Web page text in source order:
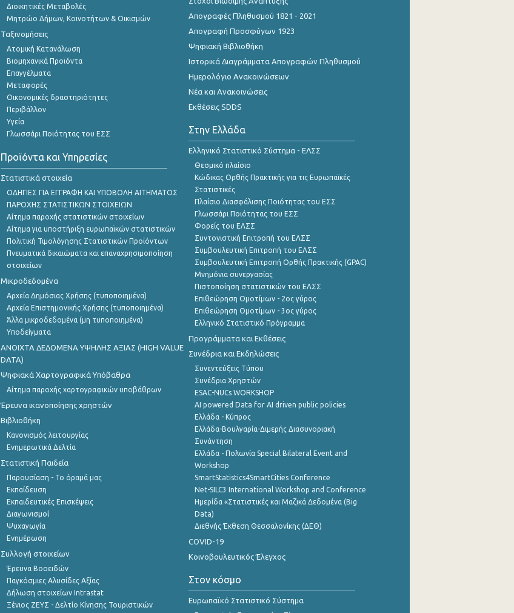
Διοικητικές Μεταβολές
Μητρώο Δήμων, Κοινοτήτων & Οικισμών
Ταξινομήσεις
Ατομική Κατανάλωση
Βιομηχανικά Προϊόντα
Επαγγέλματα
Μεταφορές
Οικονομικές δραστηριότητες
Περιβάλλον
Υγεία
Γλωσσάρι Ποιότητας του ΕΣΣ
Προϊόντα και Υπηρεσίες
Στατιστικά στοιχεία
ΟΔΗΓΙΕΣ ΓΙΑ ΕΓΓΡΑΦΗ ΚΑΙ ΥΠΟΒΟΛΗ ΑΙΤΗΜΑΤΟΣ
ΠΑΡΟΧΗΣ ΣΤΑΤΙΣΤΙΚΩΝ ΣΤΟΙΧΕΙΩΝ
Αίτημα παροχής στατιστικών στοιχείων
Αίτημα για υποστήριξη ευρωπαϊκών στατιστικών
Πολιτική Τιμολόγησης Στατιστικών Προϊόντων
Πνευματικά δικαιώματα και επαναχρησιμοποίηση
στοιχείων
Μικροδεδομένα
Αρχεία Δημόσιας Χρήσης (τυποποιημένα)
Αρχεία Επιστημονικής Χρήσης (τυποποιημένα)
Άλλα μικροδεδομένα (μη τυποποιημένα)
Υποδείγματα
ANOIXTA ΔΕΔΟΜΕΝΑ ΥΨΗΛΗΣ ΑΞΙΑΣ (HIGH VALUE
DATA)
Ψηφιακά Χαρτογραφικά Υπόβαθρα
Αίτημα παροχής χαρτογραφικών υποβάθρων
Έρευνα ικανοποίησης χρηστών
Βιβλιοθήκη
Κανονισμός λειτουργίας
Ενημερωτικά Δελτία
Στατιστική Παιδεία
Παρουσίαση - Το όραμά μας
Εκπαίδευση
Εκπαιδευτικές Επισκέψεις
Διαγωνισμοί
Ψυχαγωγία
Ενημέρωση
Συλλογή στοιχείων
Έρευνα Βοοειδών
Παγκόσμιες Αλυσίδες Αξίας
Δήλωση στοιχείων Intrastat
Ξένιος ΖΕΥΣ - Δελτίο Κίνησης Τουριστικών
Απογραφές Πληθυσμού 1821 - 2021
Απογραφή Προσφύγων 1923
Ψηφιακή Βιβλιοθήκη
Ιστορικά Διαγράμματα Απογραφών Πληθυσμού
Ημερολόγιο Ανακοινώσεων
Νέα και Ανακοινώσεις
Εκθέσεις SDDS
Στην Ελλάδα
Ελληνικό Στατιστικό Σύστημα - ΕΛΣΣ
Θεσμικό πλαίσιο
Κώδικας Ορθής Πρακτικής για τις Ευρωπαϊκές
Στατιστικές
Πλαίσιο Διασφάλισης Ποιότητας του ΕΣΣ
Γλωσσάρι Ποιότητας του ΕΣΣ
Φορείς του ΕΛΣΣ
Συντονιστική Επιτροπή του ΕΛΣΣ
Συμβουλευτική Επιτροπή του ΕΛΣΣ
Συμβουλευτική Επιτροπή Ορθής Πρακτικής (GPAC)
Μνημόνια συνεργασίας
Πιστοποίηση στατιστικών του ΕΛΣΣ
Επιθεώρηση Ομοτίμων - 2ος γύρος
Επιθεώρηση Ομοτίμων - 3ος γύρος
Ελληνικό Στατιστικό Πρόγραμμα
Προγράμματα και Εκθέσεις
Συνέδρια και Εκδηλώσεις
Συνεντεύξεις Τύπου
Συνέδρια Χρηστών
ESAC-NUCs WORKSHOP
AI powered Data for AI driven public policies
Ελλάδα - Κύπρος
Ελλάδα-Βουλγαρία-Διμερής Διασυνοριακή
Συνάντηση
Ελλάδα - Πολωνία Special Bilateral Event and
Workshop
SmartStatistics4SmartCities Conference
Net-SILC3 International Workshop and Conference
Ημερίδα «Στατιστικές και Μαζικά Δεδομένα (Big
Data)
Διεθνής Έκθεση Θεσσαλονίκης (ΔΕΘ)
COVID-19
Κοινοβουλευτικός Έλεγχος
Στον κόσμο
Ευρωπαϊκό Στατιστικό Σύστημα